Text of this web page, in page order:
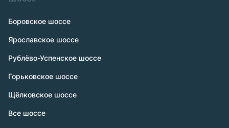
Боровское шоссе
Ярославское шоссе
Рублёво-Успенское шоссе
Горьковское шоссе
Щёлковское шоссе
Все шоссе